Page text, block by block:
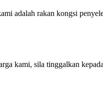
adalah rakan kongsi
kami, sila tinggalkan